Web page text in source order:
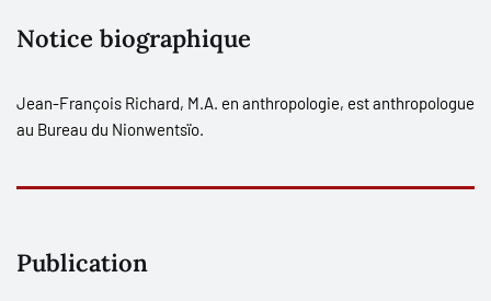
Notice biographique
Jean-François Richard, M.A. en anthropologie, est anthropologue
au Bureau du Nionwentsïo.
Publication